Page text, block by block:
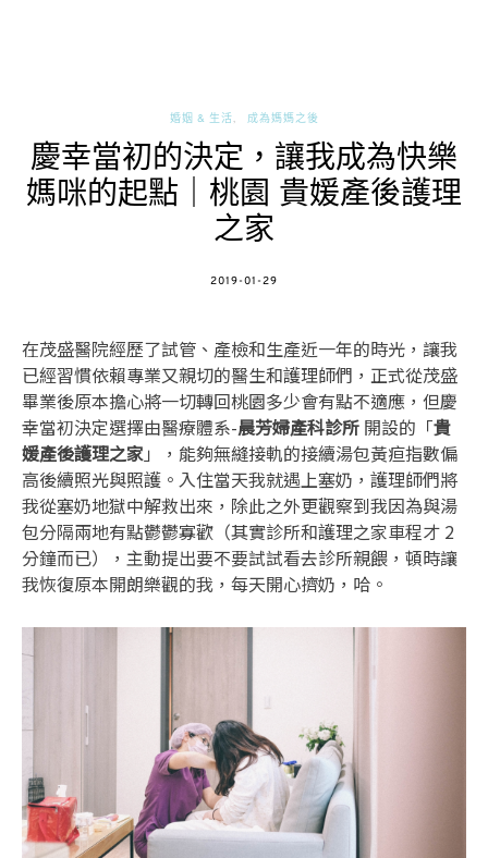
婚姻 & 生活 成為媽媽之後
慶幸當初的決定，讓我成為快樂
媽咪的起點｜桃園 貴媛產後護理
之家
POSTED
2019-01-29
在茂盛醫院經歷了試管、產檢和生產近一年的時光，讓我
已經習慣依賴專業又親切的醫生和護理師們，正式從茂盛
畢業後原本擔心將一切轉回桃園多少會有點不適應，但慶
幸當初決定選擇由醫療體系-晨芳婦產科診所 開設的「貴
媛產後護理之家」，能夠無縫接軌的接續湯包黃疸指數偏
高後續照光與照護。入住當天我就遇上塞奶，護理師們將
我從塞奶地獄中解救出來，除此之外更觀察到我因為與湯
包分隔兩地有點鬱鬱寡歡（其實診所和護理之家車程才 2
分鐘而已），主動提出要不要試試看去診所親餵，頓時讓
我恢復原本開朗樂觀的我，每天開心擠奶，哈。